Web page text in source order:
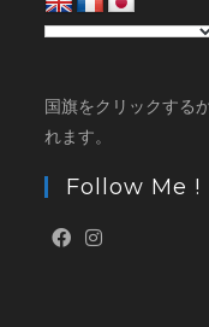
国旗をクリックする
れます。
Follow Me !